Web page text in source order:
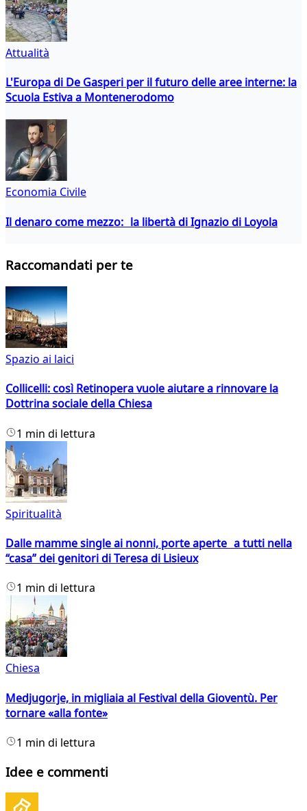
Attualità
L'Europa di De Gasperi per il futuro delle aree interne: la
Scuola Estiva a Montenerodomo
Economia Civile
Il denaro come mezzo: la libertà di Ignazio di Loyola
Raccomandati per te
Spazio ai laici
Collicelli: così Retinopera vuole aiutare a rinnovare la
Dottrina sociale della Chiesa
1 min di lettura
Spiritualità
Dalle mamme single ai nonni, porte aperte a tutti nella
“casa” dei genitori di Teresa di Lisieux
1 min di lettura
Chiesa
Medjugorje, in migliaia al Festival della Gioventù. Per
tornare «alla fonte»
1 min di lettura
Idee e commenti